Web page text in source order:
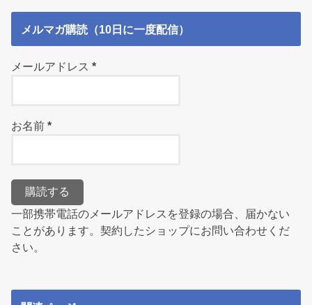
メルマガ購読（10日に一度配信）
メールアドレス*
お名前*
一部携帯電話のメールアドレスを登録の場合、届かない
ことがあります。契約したショップにお問い合わせくだ
さい。